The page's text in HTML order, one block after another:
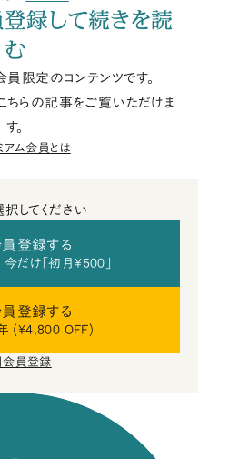
録して続きを読
む
員限定のコンテンツです。
ちらの記事をご覧いただけま
す。
アム会員とは
してください
登録する
け「初月¥500」
登録する
(¥4,800 OFF)
会員登録